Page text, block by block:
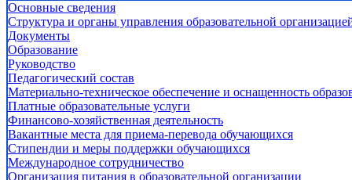
Основные сведения
Структура и органы управления образовательной
Документы
Образование
Руководство
Педагогический состав
Материально-техническое обеспечение и оснащенность
Платные образовательные услуги
Финансово-хозяйственная деятельность
Вакантные места для приема-перевода обучающихся
Стипендии и меры поддержки обучающихся
Международное сотрудничество
Организация питания в образовательной организации